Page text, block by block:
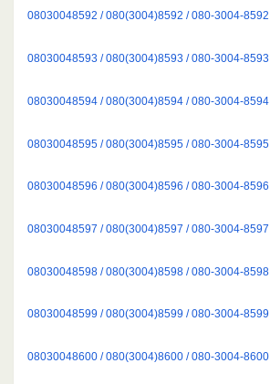
08030048592 / 080(3004)8592 / 080-3004-8592
08030048593 / 080(3004)8593 / 080-3004-8593
08030048594 / 080(3004)8594 / 080-3004-8594
08030048595 / 080(3004)8595 / 080-3004-8595
08030048596 / 080(3004)8596 / 080-3004-8596
08030048597 / 080(3004)8597 / 080-3004-8597
08030048598 / 080(3004)8598 / 080-3004-8598
08030048599 / 080(3004)8599 / 080-3004-8599
08030048600 / 080(3004)8600 / 080-3004-8600